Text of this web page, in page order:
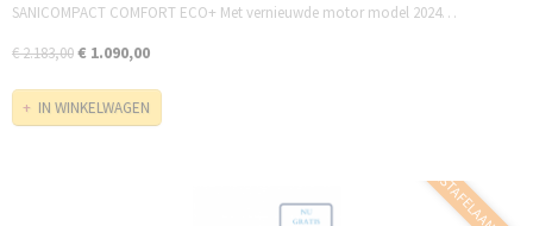
SANICOMPACT COMFORT ECO+ Met vernieuwde motor model 2024…
€ 2.183,00€ 1.090,00
IN WINKELWAGEN